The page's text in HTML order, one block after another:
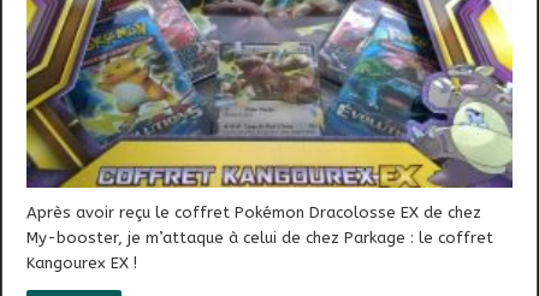
Après avoir reçu le coffret Pokémon Dracolosse EX de chez
My-booster, je m’attaque à celui de chez Parkage : le coffret
Kangourex EX !